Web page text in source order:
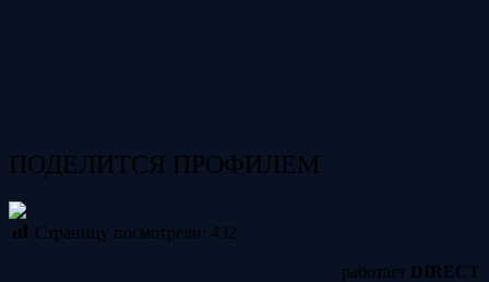
ПОДЕЛИТСЯ ПРОФИЛЕМ
Страницу посмотрели: 432
работает DIRECT